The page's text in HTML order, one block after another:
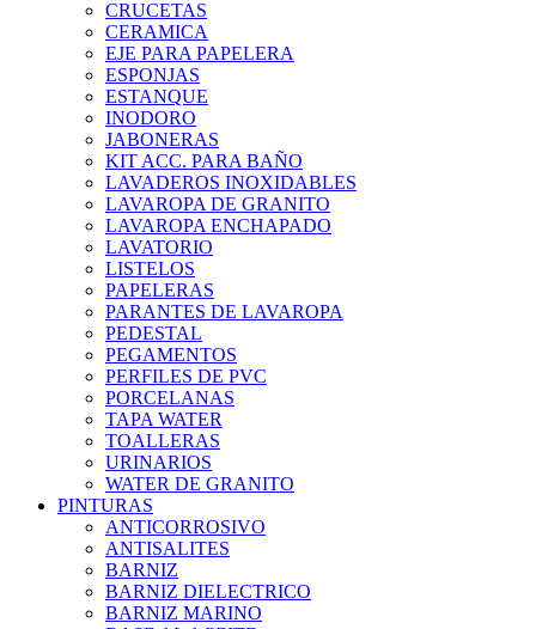
CRUCETAS
CERAMICA
EJE PARA PAPELERA
ESPONJAS
ESTANQUE
INODORO
JABONERAS
KIT ACC. PARA BAÑO
LAVADEROS INOXIDABLES
LAVAROPA DE GRANITO
LAVAROPA ENCHAPADO
LAVATORIO
LISTELOS
PAPELERAS
PARANTES DE LAVAROPA
PEDESTAL
PEGAMENTOS
PERFILES DE PVC
PORCELANAS
TAPA WATER
TOALLERAS
URINARIOS
WATER DE GRANITO
PINTURAS
ANTICORROSIVO
ANTISALITES
BARNIZ
BARNIZ DIELECTRICO
BARNIZ MARINO